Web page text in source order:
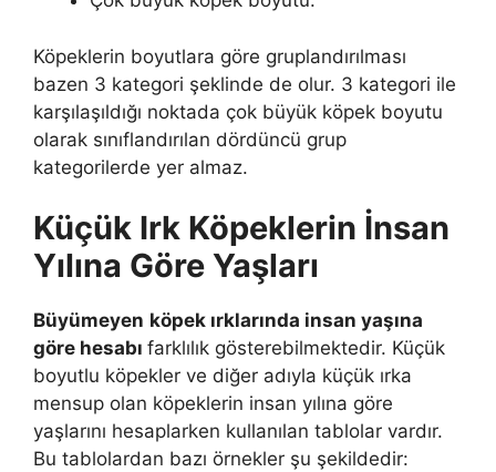
Köpeklerin boyutlara göre gruplandırılması
bazen 3 kategori şeklinde de olur. 3 kategori ile
karşılaşıldığı noktada çok büyük köpek boyutu
olarak sınıflandırılan dördüncü grup
kategorilerde yer almaz.
Küçük Irk Köpeklerin İnsan
Yılına Göre Yaşları
Büyümeyen köpek ırklarında insan yaşına
göre hesabı farklılık gösterebilmektedir. Küçük
boyutlu köpekler ve diğer adıyla küçük ırka
mensup olan köpeklerin insan yılına göre
yaşlarını hesaplarken kullanılan tablolar vardır.
Bu tablolardan bazı örnekler şu şekildedir: